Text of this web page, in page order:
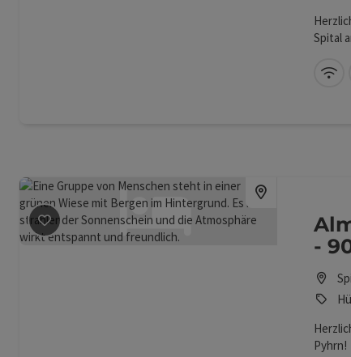
Spital
Beitrag merken: Almhütte Stefansbergalm - 900m
-
Pyhrn!